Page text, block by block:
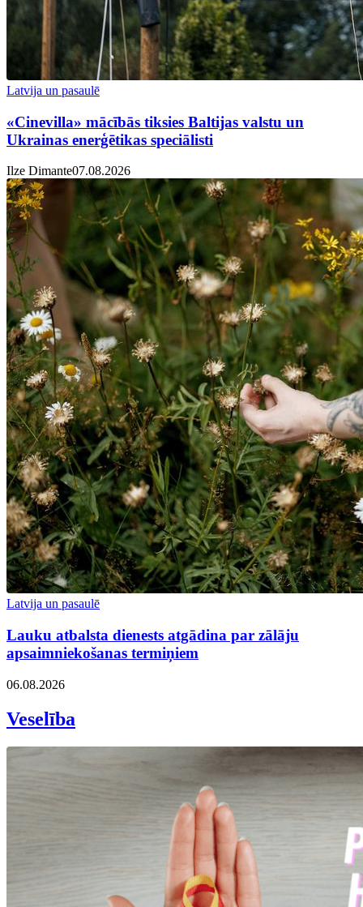
Latvija un pasaulē
«Cinevilla» mācībās tiksies Baltijas valstu un
Ukrainas enerģētikas speciālisti
Ilze Dimante07.08.2026
Latvija un pasaulē
Lauku atbalsta dienests atgādina par zālāju
apsaimniekošanas termiņiem
06.08.2026
Veselība